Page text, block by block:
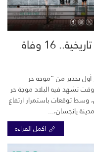
كوريا الجنوبية تواجه موجة حر تاريخية.. 16 وفاة
أول تحذير من “موجة حر
وقت تشهد فيه البلاد موجة حر
شخصًا حتى الآن، وسط توقعات باستمرار ارتفاع
يانجسان،...
اكمل القراءة